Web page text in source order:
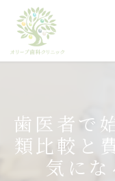
歯医者で
類比較と
気に